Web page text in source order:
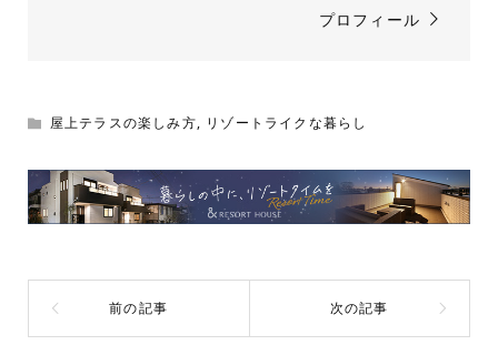
プロフィール
屋上テラスの楽しみ方, リゾートライクな暮らし